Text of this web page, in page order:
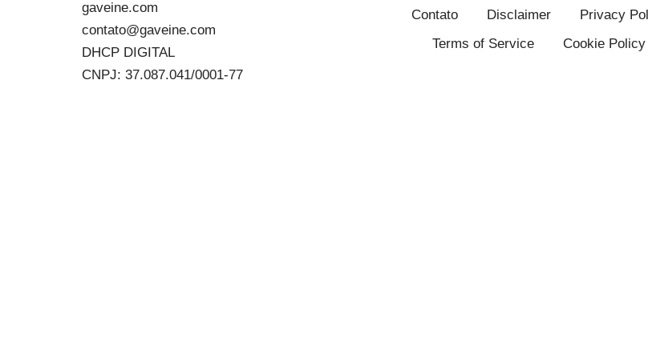
gaveine.com
contato@gaveine.com
DHCP DIGITAL
CNPJ: 37.087.041/0001-77
Contato Disclaimer
Privacy
Terms of Service
Cookie Policy